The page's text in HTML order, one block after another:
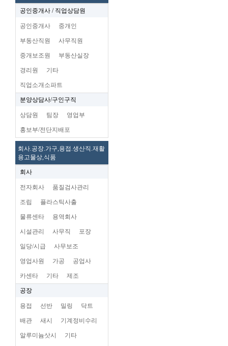
공인중개사 / 직업상담원
공인중개사 중개인
부동산직원 사무직원
중개보조원 부동산실장
경리원 기타
직업소개소파트
분양상담사/구인구직
상담원 팀장 영업부
홍보부/전단지배포
회사.공장.가구,용접.생산직.재활
용고물상,식품
회사
전자회사 품질검사관리
조립 플라스틱사출
물류센타 용역회사
시설관리 사무직 포장
일당/시급 사무보조
영업사원 가공 공업사
카센타 기타 제조
공장
용접 선반 밀링 닥트
배관 새시 기계정비수리
알루미늄삿시 기타